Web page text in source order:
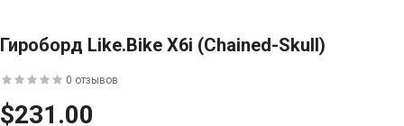
Гироборд Like.Bike X6i (chained-Skull)
0 отзывов
$231.00